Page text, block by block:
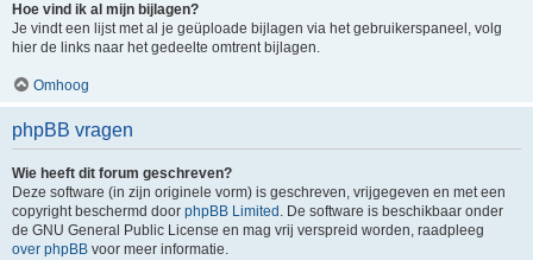
Hoe vind ik al mijn bijlagen?
Je vindt een lijst met al je geüploade bijlagen via het gebruikerspaneel, volg
hier de links naar het gedeelte omtrent bijlagen.
Omhoog
phpBB vragen
Wie heeft dit forum geschreven?
Deze software (in zijn originele vorm) is geschreven, vrijgegeven en met een
copyright beschermd door phpBB Limited . De software is beschikbaar onder
de GNU General Public License en mag vrij verspreid worden, raadpleeg
over phpBB voor meer informatie.